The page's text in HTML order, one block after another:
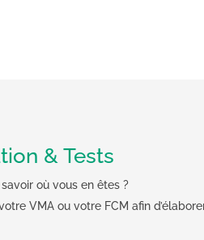
& Tests
où vous en êtes ?
votre VMA ou votre FCM afin